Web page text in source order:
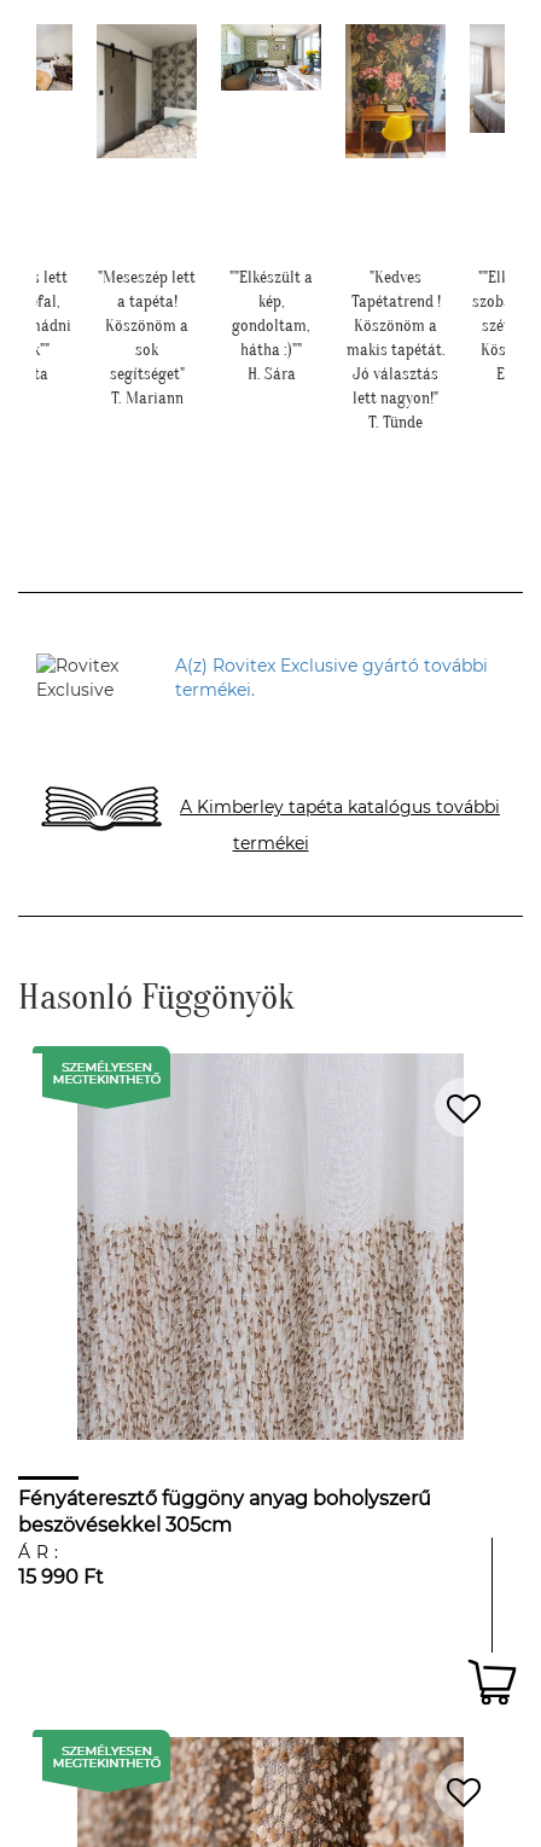
lett
imádni
Anita
"Meseszép lett
a tapéta!
Köszönöm a
sok
segítséget"
T. Mariann
""Elkészült a
kép,
gondoltam,
hátha :)""
H. Sára
"Kedves
Tapétatrend !
Köszönöm a
makis tapétát.
Jó választás
lett nagyon!"
T. Tünde
szoba,
szépen
E.
A(z) Rovitex Exclusive gyártó további
termékei.
A Kimberley tapéta katalógus további
termékei
Hasonló Függönyök
Fényáteresztő függöny anyag boholyszerű
beszövésekkel 305cm
ÁR:
15 990 Ft